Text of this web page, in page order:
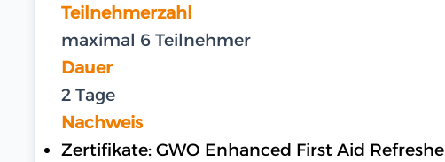
Teilnehmerzahl
maximal 6 Teilnehmer
Dauer
2 Tage
Nachweis
Zertifikate: GWO Enhanced First Aid